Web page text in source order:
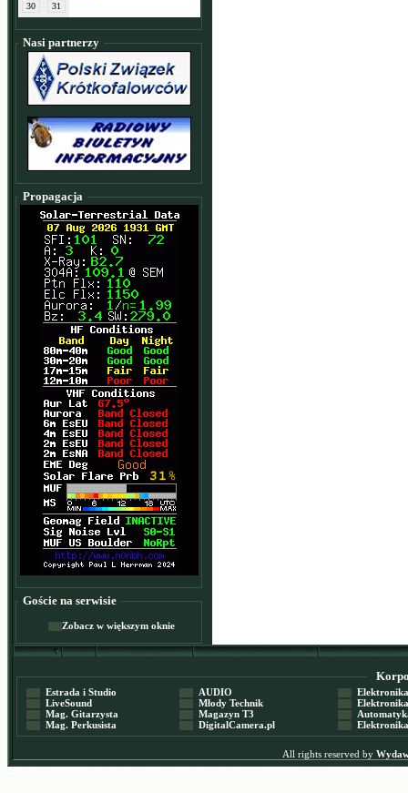
30 31
Nasi partnerzy
Propagacja
Goście na serwisie
Zobacz w większym oknie
Estrada i Studio
LiveSound
Mag. Gitarzysta
Mag. Perkusista
AUDIO
Młody Technik
Magazyn T3
DigitalCamera.pl
Elektronika
Elektronika
Automatyka
Elektronika
All rights reserved by